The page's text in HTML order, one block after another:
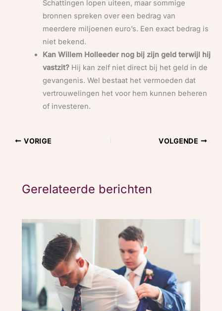
Schattingen lopen uiteen, maar sommige
bronnen spreken over een bedrag van
meerdere miljoenen euro’s. Een exact bedrag is
niet bekend.
Kan Willem Holleeder nog bij zijn geld terwijl hij
vastzit? Hij kan zelf niet direct bij het geld in de
gevangenis. Wel bestaat het vermoeden dat
vertrouwelingen het voor hem kunnen beheren
of investeren.
VORIGE VOLGENDE
Gerelateerde berichten